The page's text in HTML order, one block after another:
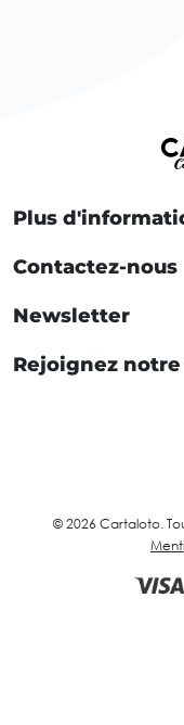
Plus
Contactez-nous
Newsletter
Rejoignez
© 2026 Cartaloto.